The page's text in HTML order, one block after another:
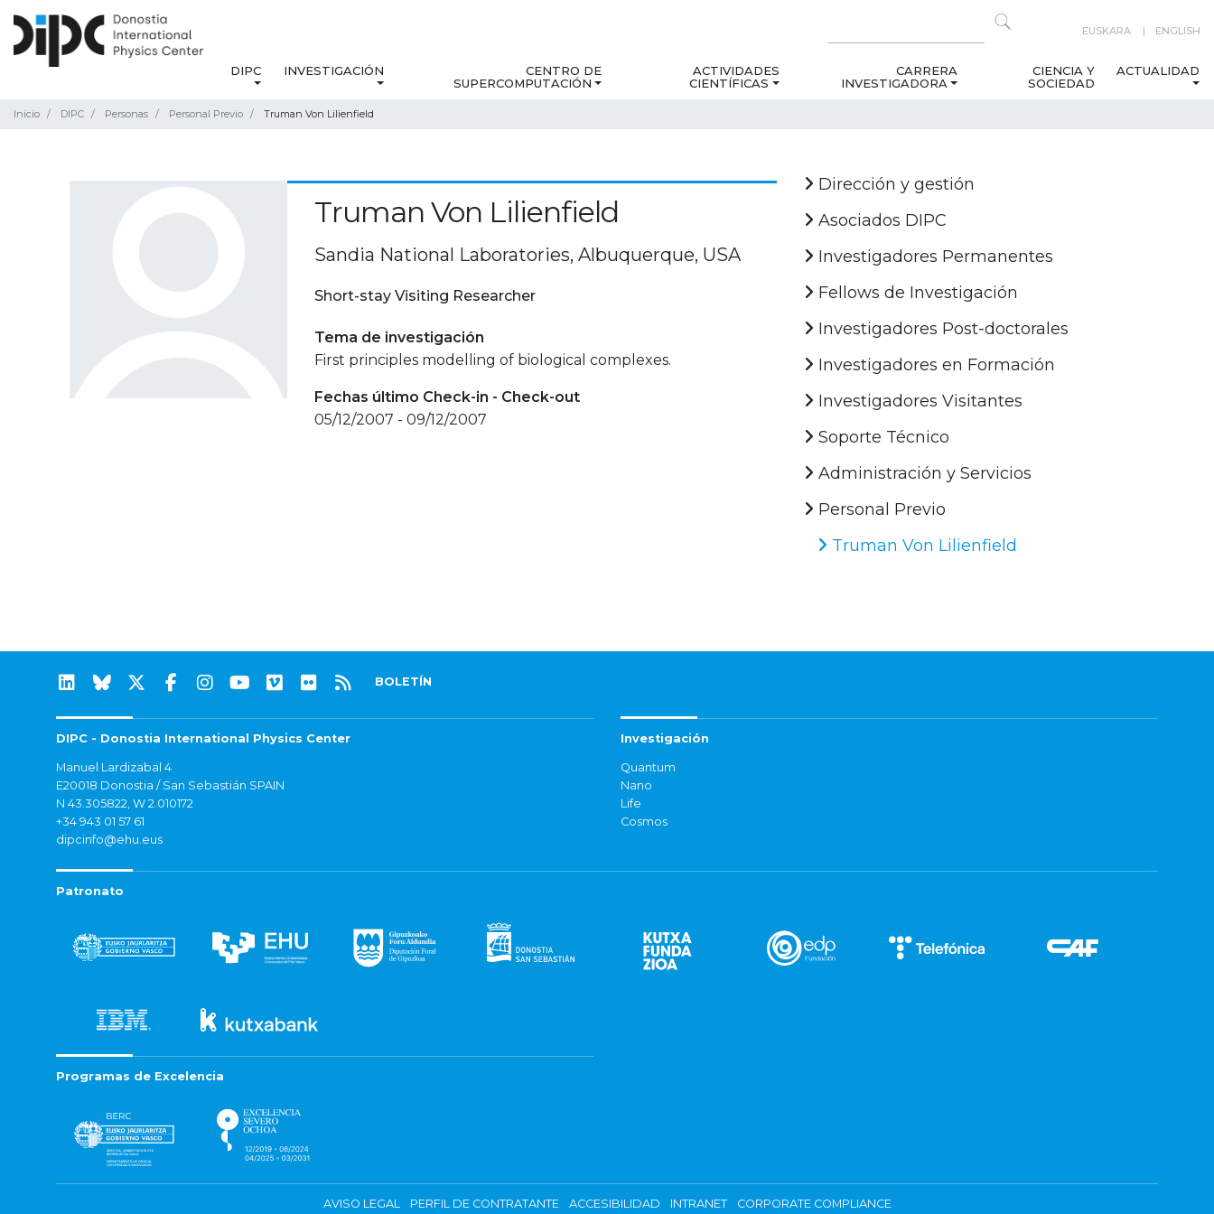
EUSKARA ENGLISH
DIPC INVESTIGACIÓN
CENTRO DE
SUPERCOMPUTACIÓN
ACTIVIDADES
CIENTÍFICAS
CARRERA
INVESTIGADORA
CIENCIA Y
SOCIEDAD
ACTUALIDAD
Inicio DIPC Personas Personal Previo Truman Von Lilienfield
Truman Von Lilienfield
Sandia National Laboratories, Albuquerque, USA
Short-stay Visiting Researcher
Tema de investigación
First principles modelling of biological complexes.
Fechas último Check-in - Check-out
05/12/2007 - 09/12/2007
Dirección y gestión
Asociados DIPC
Investigadores Permanentes
Fellows de Investigación
Investigadores Post-doctorales
Investigadores en Formación
Investigadores Visitantes
Soporte Técnico
Administración y Servicios
Personal Previo
Truman Von Lilienfield
BOLETÍN
DIPC - Donostia International Physics Center
Manuel Lardizabal 4
E20018 Donostia / San Sebastián SPAIN
N 43.305822, W 2.010172
+34 943 01 57 61
dipcinfo@ehu.eus
Investigación
Quantum
Nano
Life
Cosmos
Patronato
Programas de Excelencia
AVISO LEGAL PERFIL DE CONTRATANTE ACCESIBILIDAD INTRANET CORPORATE COMPLIANCE